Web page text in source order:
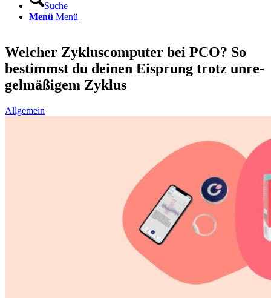
Suche
Menü Menü
Wel­cher Zyklus­com­pu­ter bei PCO? So
bestimmst du dei­nen Eisprung trotz unre­
gel­mä­ßi­gem Zyklus
Allgemein